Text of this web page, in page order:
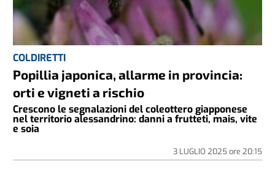
COLDIRETTI
Popillia japonica, allarme in provincia:
orti e vigneti a rischio
Crescono le segnalazioni del coleottero giapponese
nel territorio alessandrino: danni a frutteti, mais, vite
e soia
3 LUGLIO 2025ore 20:15